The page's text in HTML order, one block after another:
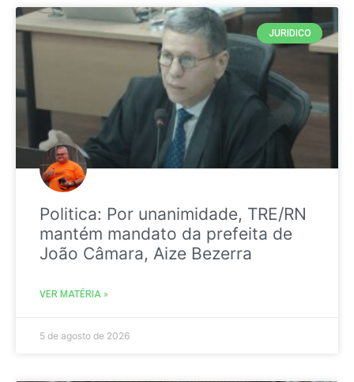
JURIDICO
Politica: Por unanimidade, TRE/RN
mantém mandato da prefeita de
João Câmara, Aize Bezerra
VER MATÉRIA »
5 de agosto de 2026